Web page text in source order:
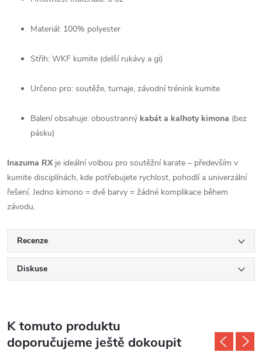
Materiál: 100% polyester
Střih: WKF kumite (delší rukávy a gi)
Určeno pro: soutěže, turnaje, závodní trénink kumite
Balení obsahuje: oboustranný kabát a kalhoty kimona (bez
pásku)
Inazuma RX je ideální volbou pro soutěžní karate – především v
kumite disciplínách, kde potřebujete rychlost, pohodlí a univerzální
řešení. Jedno kimono = dvě barvy = žádné komplikace během
závodu.
Recenze
Diskuse
K tomuto produktu
doporučujeme ještě dokoupit